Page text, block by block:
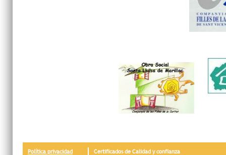
Política privacidad
Certificados de Calidad y confianza